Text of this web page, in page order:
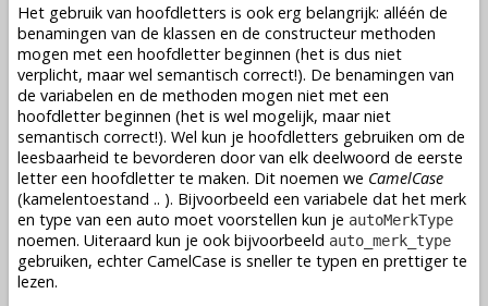
Het gebruik van hoofdletters is ook erg belangrijk: alléén de
benamingen van de klassen en de constructeur methoden
mogen met een hoofdletter beginnen (het is dus niet
verplicht, maar wel semantisch correct!). De benamingen van
de variabelen en de methoden mogen niet met een
hoofdletter beginnen (het is wel mogelijk, maar niet
semantisch correct!). Wel kun je hoofdletters gebruiken om de
leesbaarheid te bevorderen door van elk deelwoord de eerste
letter een hoofdletter te maken. Dit noemen we CamelCase
(kamelentoestand .. ). Bijvoorbeeld een variabele dat het merk
en type van een auto moet voorstellen kun je autoMerkType
noemen. Uiteraard kun je ook bijvoorbeeld auto_merk_type
gebruiken, echter CamelCase is sneller te typen en prettiger te
lezen.